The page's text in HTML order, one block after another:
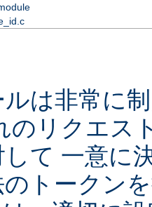
は非常に
のリクエス
て 一意に
トークン